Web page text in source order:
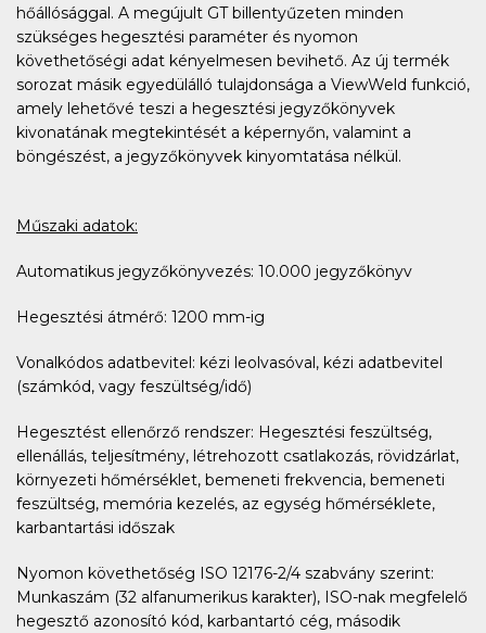
hőállósággal. A megújult GT billentyűzeten minden
szükséges hegesztési paraméter és nyomon
követhetőségi adat kényelmesen bevihető. Az új termék
sorozat másik egyedülálló tulajdonsága a ViewWeld funkció,
amely lehetővé teszi a hegesztési jegyzőkönyvek
kivonatának megtekintését a képernyőn, valamint a
böngészést, a jegyzőkönyvek kinyomtatása nélkül.
Műszaki adatok:
Automatikus jegyzőkönyvezés: 10.000 jegyzőkönyv
Hegesztési átmérő: 1200 mm-ig
Vonalkódos adatbevitel: kézi leolvasóval, kézi adatbevitel
(számkód, vagy feszültség/idő)
Hegesztést ellenőrző rendszer: Hegesztési feszültség,
ellenállás, teljesítmény, létrehozott csatlakozás, rövidzárlat,
környezeti hőmérséklet, bemeneti frekvencia, bemeneti
feszültség, memória kezelés, az egység hőmérséklete,
karbantartási időszak
Nyomon követhetőség ISO 12176-2/4 szabvány szerint:
Munkaszám (32 alfanumerikus karakter), ISO-nak megfelelő
hegesztő azonosító kód, karbantartó cég, második